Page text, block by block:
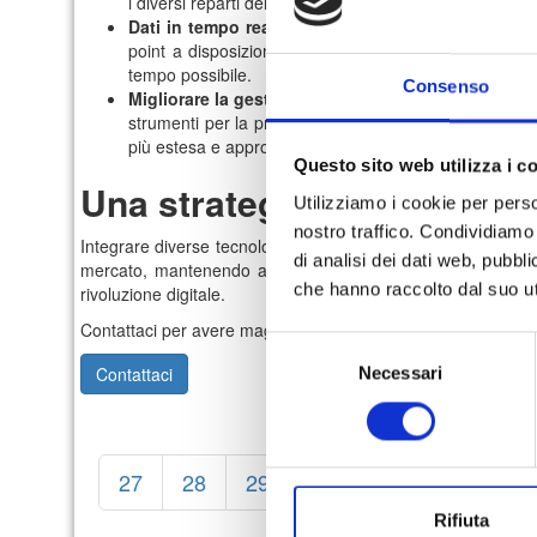
Consenso
Questo sito web utilizza i
Utilizziamo i cookie per
nostro traffico.
di analisi dei dati web,
che hanno raccolto dal suo
Selezione
Necessari
Rifiuta
Dati in tempo reale:un sistema integrato
point a disposizione con le piattaforme di analisi,
tempo possibile.
Migliorare la gestione delle risorse:una corretta
strumenti per la produttività personale, dando vita
più estesa e approfondita di tutti i processi in corso,
Una strategia essenziale
Integrare diverse tecnologie, applicazioni cloud e
mercato, mantenendo alta la sicurezza e l’efficienza.
rivoluzione digitale.
Contattaci per avere maggiori informazioni.
Contattaci
27 28 29 30 31 32 33